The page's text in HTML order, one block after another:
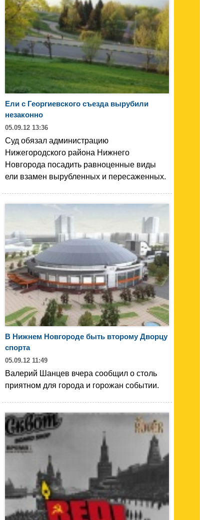
Ели с Георгиевского съезда вырубили
незаконно
05.09.12 13:36
Суд обязал администрацию
Нижегородского района Нижнего
Новгорода посадить равноценные виды
ели взамен вырубленных и пересаженных.
В Нижнем Новгороде быть второму Дворцу
спорта
05.09.12 11:49
Валерий Шанцев вчера сообщил о столь
приятном для города и горожан событии.